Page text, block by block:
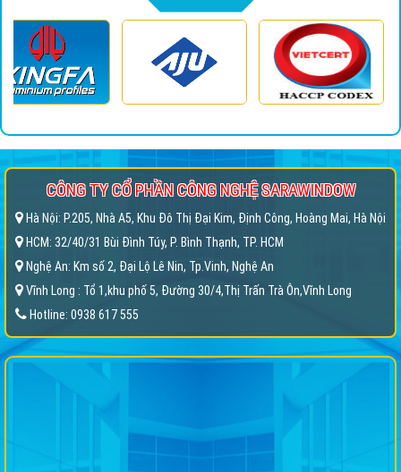
CÔNG TY CỔ PHẦN CÔNG NGHỆ SARAWINDOW
Hà Nội: P.205, Nhà A5, Khu Đô Thị Đại Kim, Định Công, Hoàng Mai, Hà Nội
HCM: 32/40/31 Bùi Đình Túy, P. Bình Thạnh, TP. HCM
Nghệ An: Km số 2, Đại Lộ Lê Nin, Tp.Vinh, Nghệ An
Vĩnh Long : Tổ 1,khu phố 5, Đường 30/4,Thị Trấn Trà Ôn,Vĩnh Long
Hotline: 0938 617 555